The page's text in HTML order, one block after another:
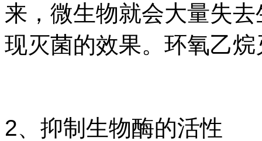
来，微生物就会大量失
现灭菌的效果。环氧乙
2、抑制生物酶的活性